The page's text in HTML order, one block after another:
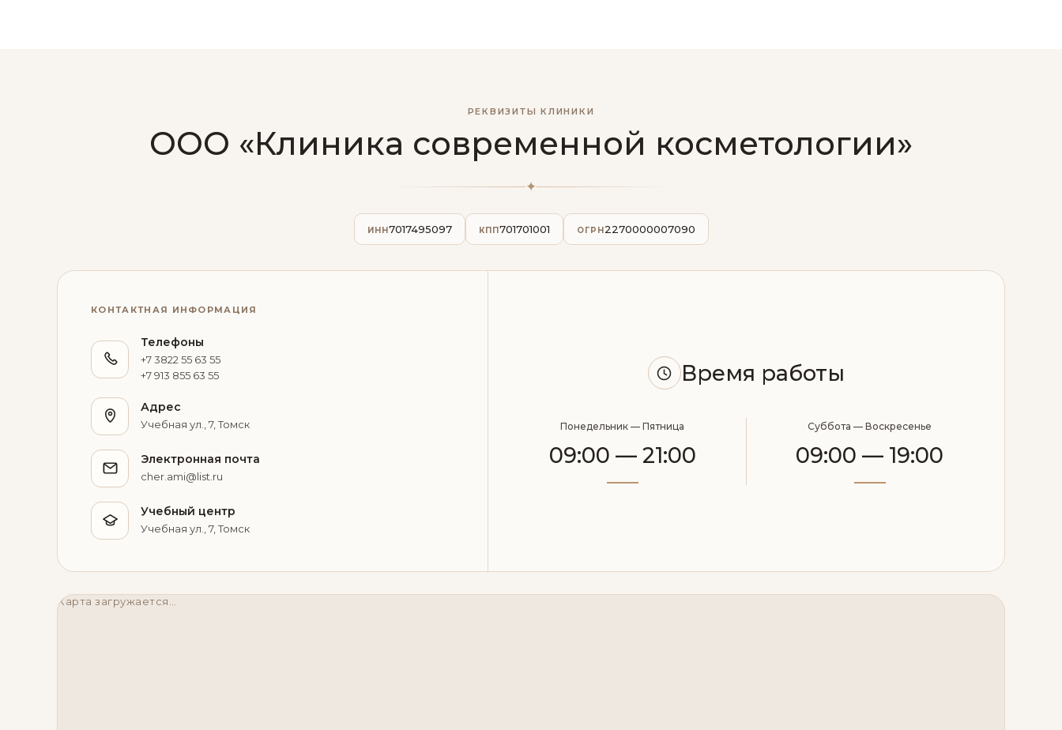
РЕКВИЗИТЫ КЛИНИКИ
ООО «Клиника современной косметологии»
✦
ИНН7017495097 КПП701701001 ОГРН2270000007090
КОНТАКТНАЯ ИНФОРМАЦИЯ
Телефоны
+7 3822 55 63 55
+7 913 855 63 55
Адрес
Учебная ул., 7, Томск
Электронная почта
cher.ami@list.ru
Учебный центр
Учебная ул., 7, Томск
Время работы
Понедельник — Пятница
09:00 — 21:00
Суббота — Воскресенье
09:00 — 19:00
Карта загружается…